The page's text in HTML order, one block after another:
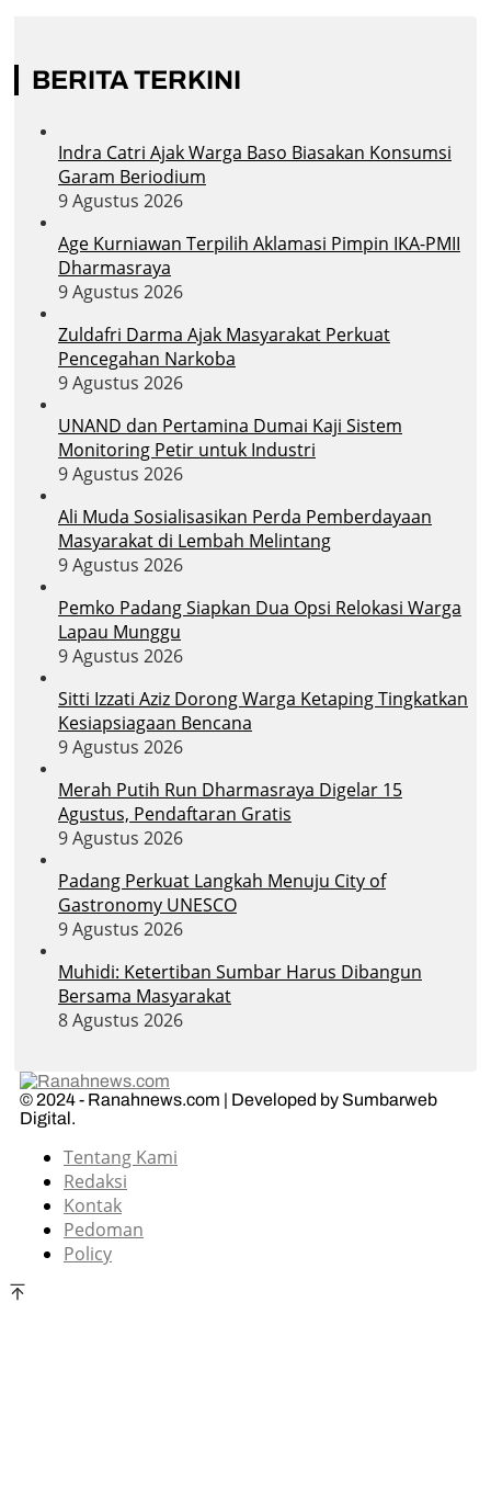
BERITA TERKINI
Indra Catri Ajak Warga Baso Biasakan Konsumsi
Garam Beriodium
9 Agustus 2026
Age Kurniawan Terpilih Aklamasi Pimpin IKA-PMII
Dharmasraya
9 Agustus 2026
Zuldafri Darma Ajak Masyarakat Perkuat
Pencegahan Narkoba
9 Agustus 2026
UNAND dan Pertamina Dumai Kaji Sistem
Monitoring Petir untuk Industri
9 Agustus 2026
Ali Muda Sosialisasikan Perda Pemberdayaan
Masyarakat di Lembah Melintang
9 Agustus 2026
Pemko Padang Siapkan Dua Opsi Relokasi Warga
Lapau Munggu
9 Agustus 2026
Sitti Izzati Aziz Dorong Warga Ketaping Tingkatkan
Kesiapsiagaan Bencana
9 Agustus 2026
Merah Putih Run Dharmasraya Digelar 15
Agustus, Pendaftaran Gratis
9 Agustus 2026
Padang Perkuat Langkah Menuju City of
Gastronomy UNESCO
9 Agustus 2026
Muhidi: Ketertiban Sumbar Harus Dibangun
Bersama Masyarakat
8 Agustus 2026
© 2024 - Ranahnews.com | Developed by Sumbarweb
Digital.
Tentang Kami
Redaksi
Kontak
Pedoman
Policy